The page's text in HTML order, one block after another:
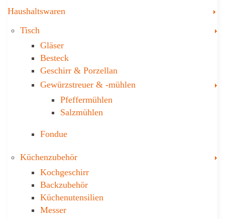
Haushaltswaren
Tisch
Gläser
Besteck
Geschirr & Porzellan
Gewürzstreuer­ & -mühlen
Pfeffermühlen
Salzmühlen
Fondue
Küchenzubehör
Kochgeschirr
Backzubehör
Küchenutensilien
Messer